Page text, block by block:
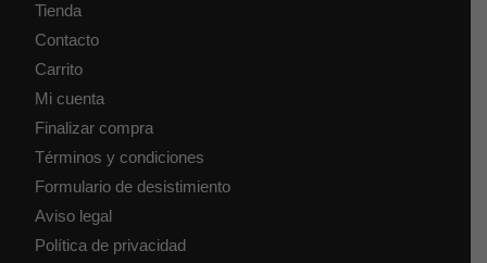
Tienda
Contacto
Carrito
Mi cuenta
Finalizar compra
Términos y condiciones
Formulario de desistimiento
Aviso legal
Política de privacidad